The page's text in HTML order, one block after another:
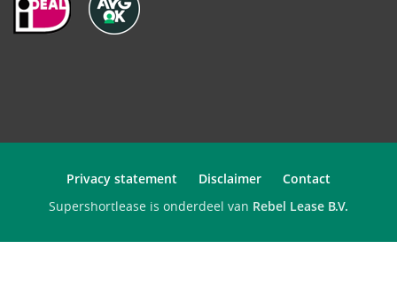
Privacy statement Disclaimer
Contact
Supershortlease is onderdeel van Rebel Lease B.V.